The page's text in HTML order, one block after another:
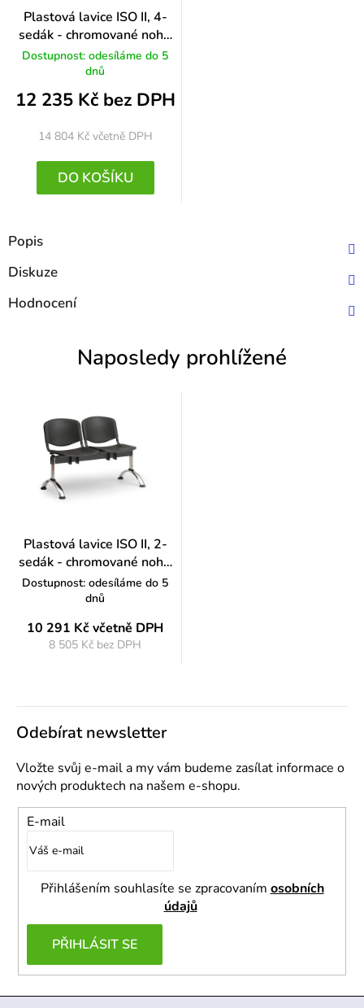
Plastová lavice ISO II, 4-
sedák - chromované nohy,
modrá
Dostupnost: odesíláme do 5
dnů
12 235 Kč bez DPH
14 804 Kč včetně DPH
DO KOŠÍKU
Popis
Diskuze
Hodnocení
Naposledy prohlížené
Plastová lavice ISO II, 2-
sedák - chromované nohy,
oranžová
Dostupnost: odesíláme do 5
dnů
10 291 Kčvčetně DPH
8 505 Kč bez DPH
Odebírat newsletter
Vložte svůj e-mail a my vám budeme zasílat informace o
nových produktech na našem e-shopu.
E-mail
Přihlášením souhlasíte se zpracovaním osobních
údajů
PŘIHLÁSIT SE